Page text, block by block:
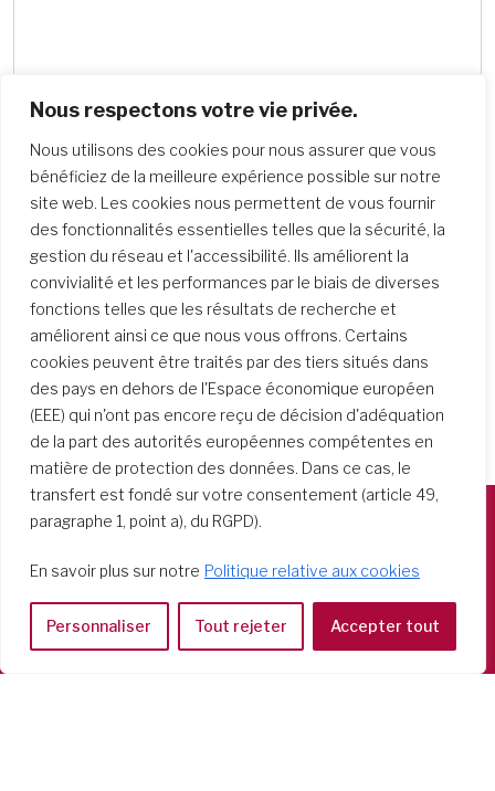
Nous respectons votre vie privée.
Nous utilisons des cookies pour nous assurer que vous
bénéficiez de la meilleure expérience possible sur notre
site web. Les cookies nous permettent de vous fournir
des fonctionnalités essentielles telles que la sécurité, la
gestion du réseau et l'accessibilité. Ils améliorent la
convivialité et les performances par le biais de diverses
fonctions telles que les résultats de recherche et
améliorent ainsi ce que nous vous offrons. Certains
cookies peuvent être traités par des tiers situés dans
des pays en dehors de l'Espace économique européen
(EEE) qui n'ont pas encore reçu de décision d'adéquation
de la part des autorités européennes compétentes en
matière de protection des données. Dans ce cas, le
transfert est fondé sur votre consentement (article 49,
paragraphe 1, point a), du RGPD).
En savoir plus sur notre Politique relative aux cookies
Personnaliser Tout rejeter Accepter tout
Recherche d’écoles
Casa Generalizia
Via Tarquinio Vipera, 16 - 00152 Roma
Tel: 06 58 23 03 32 or 06 58 20 31 17